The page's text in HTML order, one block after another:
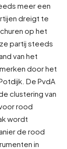
meer een
dreigt te
op het
partij steeds
van het
door het
De PvdA
clustering van
rood
wordt
de rood
in